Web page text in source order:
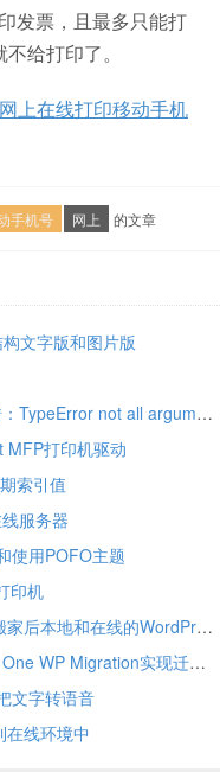
发票，且最多只能打
给打印了。
网上在线打印移动手机
手机号 网上 的文章
文字版和图片版
【已解决】Python代码logging打印报错：TypeError not all arguments converted during string formatting
MFP打印机驱动
索引值
服务器
使用POFO主题
印机
【已解决】用All in One WP Migration搬家后本地和在线的WordPress的布局全乱了
【记录】在线WordPress中用插件All in One WP Migration实现迁移到在线环境网站搬家
文字转语音
在线环境中